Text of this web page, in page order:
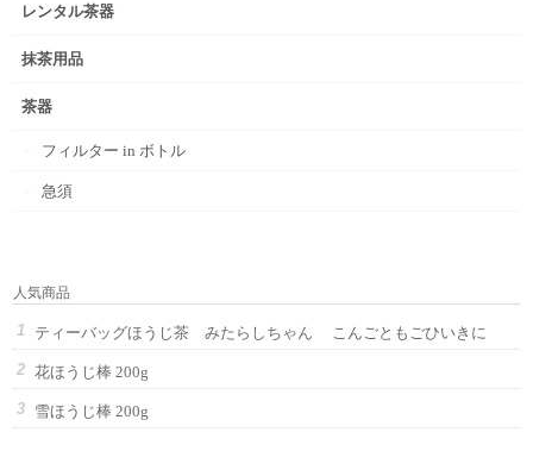
レンタル茶器
抹茶用品
茶器
フィルター in ボトル
急須
人気商品
ティーバッグほうじ茶 みたらしちゃん こんごともごひいきに
花ほうじ棒 200g
雪ほうじ棒 200g